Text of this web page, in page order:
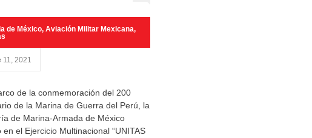
de México, Aviación Militar Mexicana,
11, 2021
de la conmemoración del 200
de la Marina de Guerra del Perú, la
de Marina-Armada de México
en el Ejercicio Multinacional “UNITAS